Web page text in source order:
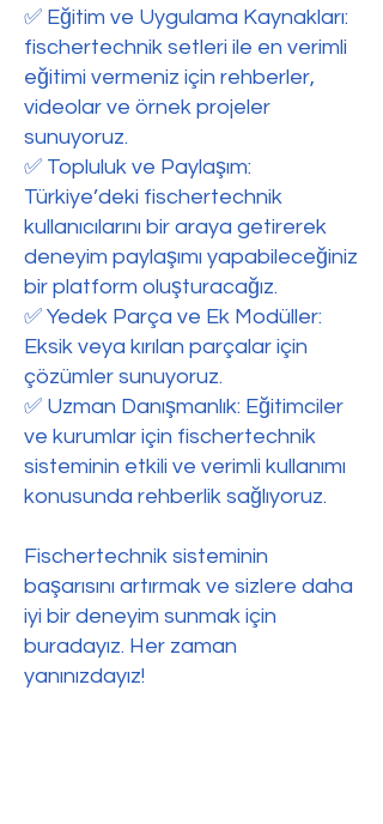
✅ Eğitim ve Uygulama Kaynakları:
fischertechnik setleri ile en verimli
eğitimi vermeniz için rehberler,
videolar ve örnek projeler
sunuyoruz.
✅ Topluluk ve Paylaşım:
Türkiye’deki fischertechnik
kullanıcılarını bir araya getirerek
deneyim paylaşımı yapabileceğiniz
bir platform oluşturacağız.
✅ Yedek Parça ve Ek Modüller:
Eksik veya kırılan parçalar için
çözümler sunuyoruz.
✅ Uzman Danışmanlık: Eğitimciler
ve kurumlar için fischertechnik
sisteminin etkili ve verimli kullanımı
konusunda rehberlik sağlıyoruz.
Fischertechnik sisteminin
başarısını artırmak ve sizlere daha
iyi bir deneyim sunmak için
buradayız. Her zaman
yanınızdayız!